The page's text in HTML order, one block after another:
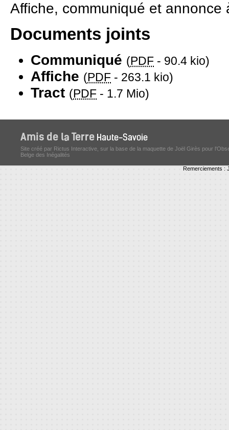
Affiche, communiqué et annonce
Documents joints
Communiqué (PDF - 90.4 kio)
Affiche (PDF - 263.1 kio)
Tract (PDF - 1.7 Mio)
Site créé par Rictus Interactive, sur la base de la maquette de Joël Girès pour
Belge des Inégalités
Remerciements :